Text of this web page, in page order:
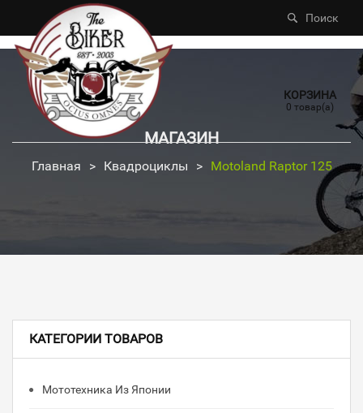
Поиск
КОРЗИНА
0 товар(а)
МАГАЗИН
Главная > Квадроциклы > Motoland Raptor 125
КАТЕГОРИИ ТОВАРОВ
Мототехника Из Японии